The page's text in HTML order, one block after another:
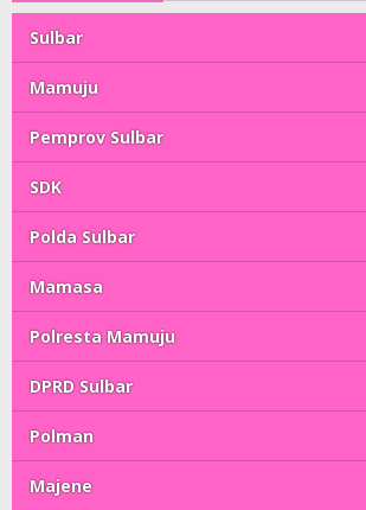
Sulbar
Mamuju
Pemprov Sulbar
SDK
Polda Sulbar
Mamasa
Polresta Mamuju
DPRD Sulbar
Polman
Majene